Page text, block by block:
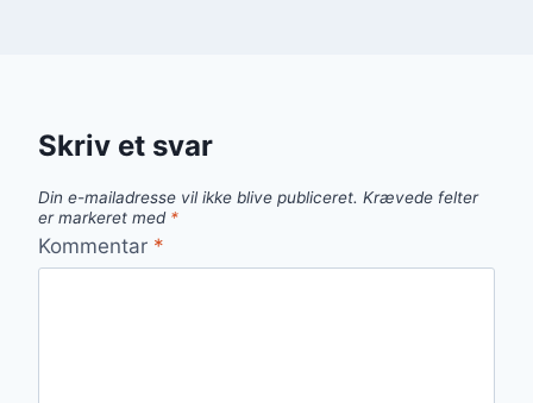
Skriv et svar
Din e-mailadresse vil ikke blive publiceret. Krævede felter
er markeret med *
Kommentar *